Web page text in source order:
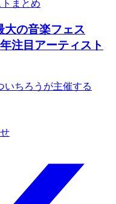
大の音楽フェス
注目アーティスト
いちろうが主催する